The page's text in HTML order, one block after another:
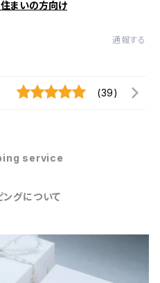
まいの方向け
通報する
(39)
service
ングについて